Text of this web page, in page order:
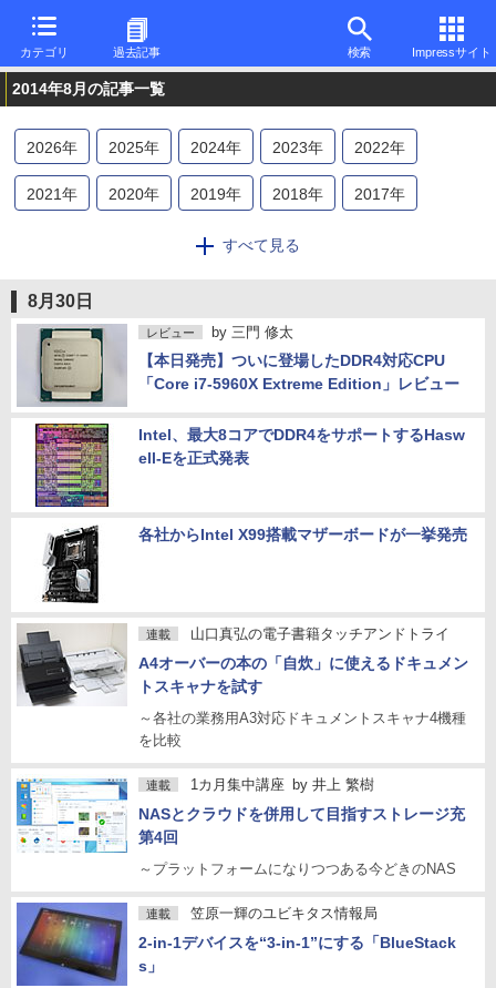
カテゴリ 過去記事 検索 Impressサイト
2014年8月の記事一覧
2026年 2025年 2024年 2023年 2022年
2021年 2020年 2019年 2018年 2017年
2014年 2013
2006年 年 2004年 2003
2001 年 1999年 1998年 1997年
1996年
すべて見る
8月30日
レビュー by 三門 修太
【本日発売】ついに登場したDDR4対応CPU
「Core i7-5960X Extreme Edition」レビュー
Intel、最大8コアでDDR4をサポートするHasw
ell-Eを正式発表
各社からIntel X99搭載マザーボードが一挙発売
連載 山口真弘の電子書籍タッチアンドトライ
A4オーバーの本の「自炊」に使えるドキュメン
トスキャナを試す
～各社の業務用A3対応ドキュメントスキャナ4機種
を比較
連載 1カ月集中講座 by 井上 繁樹
NASとクラウドを併用して目指すストレージ充
第4回
～プラットフォームになりつつある今どきのNAS
連載 笠原一輝のユビキタス情報局
2-in-1デバイスを“3-in-1”にする「BlueStack
s」